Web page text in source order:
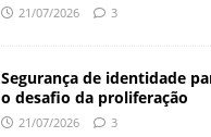
21/07/2026 3
Segurança de identidade
o desafio da proliferação
21/07/2026 3